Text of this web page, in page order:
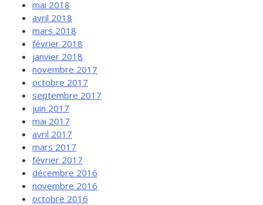
mai 2018
avril 2018
mars 2018
février 2018
janvier 2018
novembre 2017
octobre 2017
septembre 2017
juin 2017
mai 2017
avril 2017
mars 2017
février 2017
décembre 2016
novembre 2016
octobre 2016